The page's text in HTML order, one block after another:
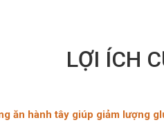
LỢI ÍCH
ăn hành tây giúp giảm lượng